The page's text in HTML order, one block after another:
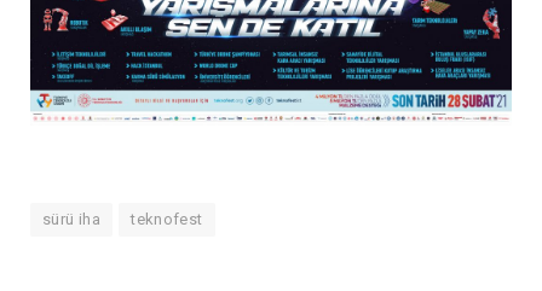
sürü iha teknofest